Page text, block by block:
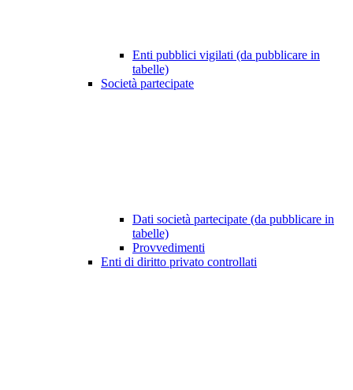
Enti pubblici vigilati (da pubblicare in
tabelle)
Società partecipate
Dati società partecipate (da pubblicare in
tabelle)
Provvedimenti
Enti di diritto privato controllati